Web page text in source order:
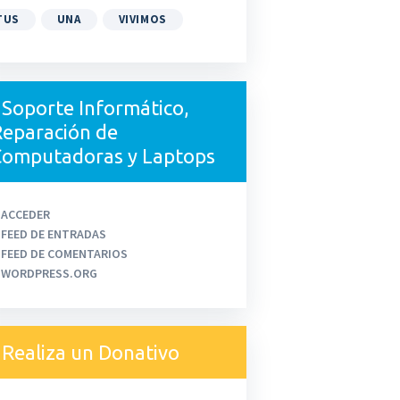
UNA VIVIMOS
Soporte Informático,
de
y Laptops
ACCEDER
FEED DE ENTRADAS
FEED DE COMENTARIOS
WORDPRESS.ORG
Realiza un Donativo